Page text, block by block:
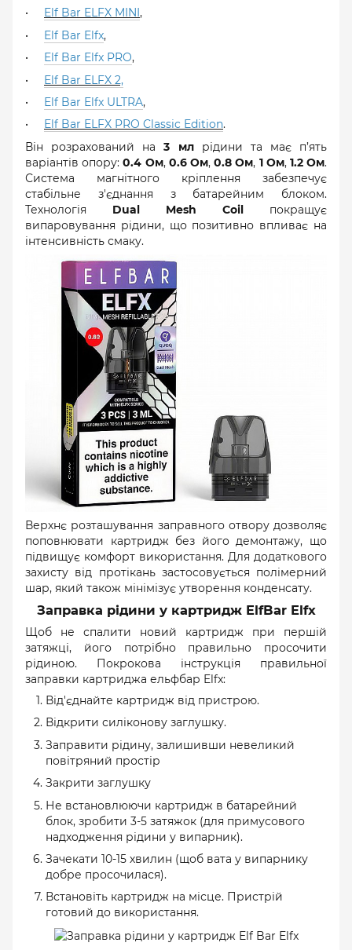
Elf Bar ELFX MINI ,
Elf Bar Elfx,
Elf Bar Elfx PRO,
Elf Bar ELFX 2,
Elf Bar Elfx ULTRA,
Elf Bar ELFX PRO Classic Edition.
Він розрахований на3 млрідини та має п’ять
варіантів опору:0.4 Ом, 0.6 Ом,0.8 Ом, 1 Ом, 1.2 Ом.
Система магнітного кріплення забезпечує
стабільне з'єднання з батарейним блоком.
Технологія Dual Mesh Coil покращує
випаровування рідини, що позитивно впливає на
інтенсивність смаку.
Верхнє розташування заправного отвору дозволяє
поповнювати картридж без його демонтажу, що
підвищує комфорт використання. Для додаткового
захисту від протікань застосовується полімерний
шар, який також мінімізує утворення конденсату.
Заправка рідини у картридж ElfBar Elfx
Щоб не спалити новий картридж при першій
затяжці, його потрібно правильно просочити
рідиною. Покрокова інструкція правильної
заправки картриджа ельфбар Elfx:
Від'єднайте картридж від пристрою.
Відкрити силіконову заглушку.
Заправити рідину, залишивши невеликий
повітряний простір
Закрити заглушку
Не встановлюючи картридж в батарейний
блок, зробити 3-5 затяжок (для примусового
надходження рідини у випарник).
Зачекати 10-15 хвилин (щоб вата у випарнику
добре просочилася).
Встановіть картридж на місце. Пристрій
готовий до використання.